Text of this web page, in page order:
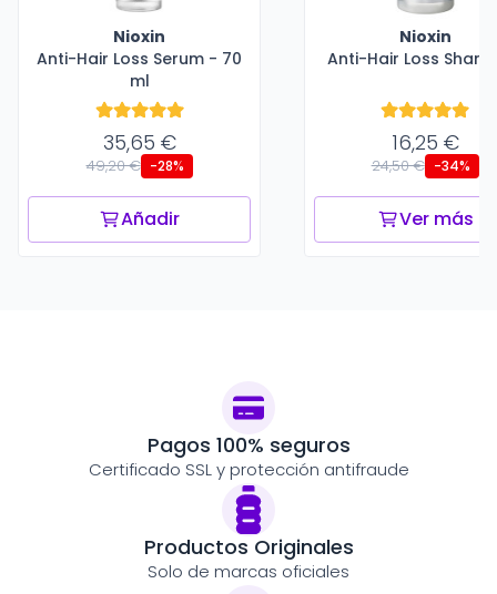
Nioxin
Anti-Hair Loss Serum - 70
ml
35,65 €
49,20 € -28%
Añadir
Nioxin
Anti-Hair Loss
16,25 €
24,50 € -34%
Ver más
Pagos 100% seguros
Certificado SSL y protección antifraude
Productos Originales
Solo de marcas oficiales